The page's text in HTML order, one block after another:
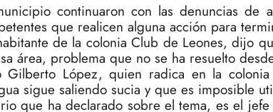
continuaron con las denuncias de
que realicen alguna acción para
de la colonia Club de Leones, dijo
área, problema que no se ha resuelto
Gilberto López, quien radica en la
sigue saliendo sucia y que es imposible
que ha declarado sobre el tema, es el